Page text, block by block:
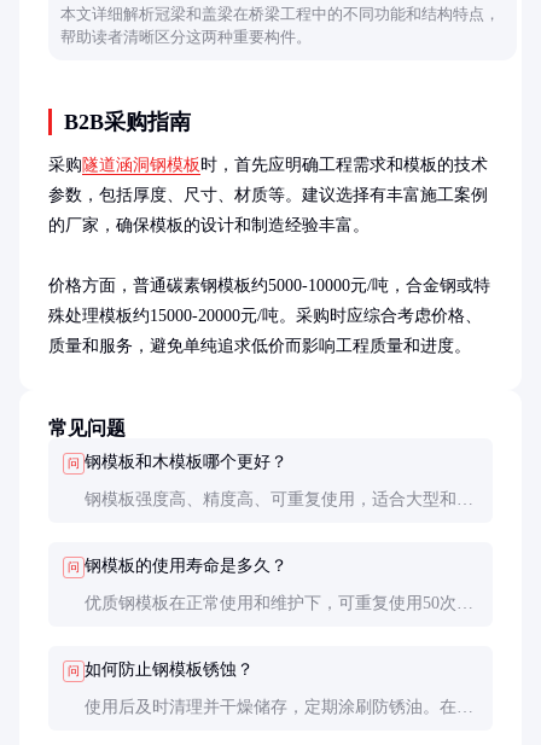
本文详细解析冠梁和盖梁在桥梁工程中的不同功能和结构特点，
帮助读者清晰区分这两种重要构件。
B2B采购指南
采购 隧道涵洞钢模板 时，首先应明确工程需求和模板的技术
参数，包括厚度、尺寸、材质等。建议选择有丰富施工案例
的厂家，确保模板的设计和制造经验丰富。
价格方面，普通碳素钢模板约5000-10000元/吨，合金钢或特
殊处理模板约15000-20000元/吨。采购时应综合考虑价格、
质量和服务，避免单纯追求低价而影响工程质量和进度。
常见问题
问 钢模板和木模板哪个更好？
钢模板强度高、精度高、可重复使用，适合大型和高
问 钢模板的使用寿命是多久？
优质钢模板在正常使用和维护下，可重复使用50次以
问 如何防止钢模板锈蚀？
使用后及时清理并干燥储存，定期涂刷防锈油。在潮